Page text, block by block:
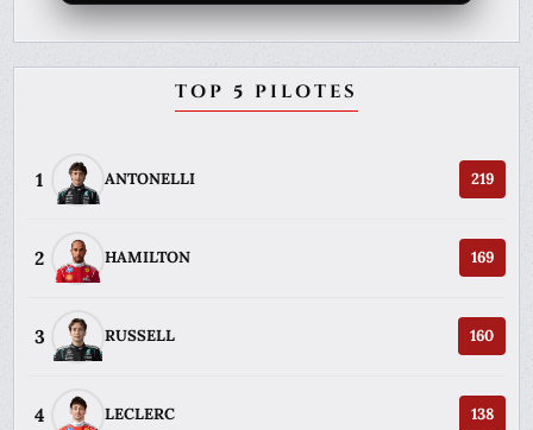
TOP 5 PILOTES
1 ANTONELLI 219
2 HAMILTON 169
3 RUSSELL 160
4 LECLERC 138